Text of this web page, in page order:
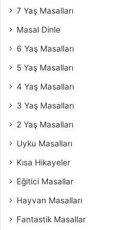
7 Yaş Masalları
Masal Dinle
6 Yaş Masalları
5 Yaş Masalları
4 Yaş Masalları
3 Yaş Masalları
2 Yaş Masalları
Uyku Masalları
Kısa Hikayeler
Eğitici Masallar
Hayvan Masalları
Fantastik Masallar